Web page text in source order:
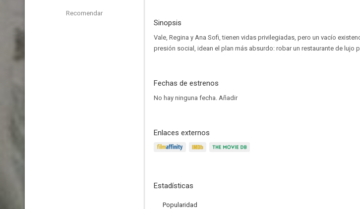
Recomendar
Sinopsis
Vale, Regina y Ana Sofi, tienen vidas privilegiadas, pero un vacío
presión social, idean el plan más absurdo: robar un restaurante de lujo
Fechas de estrenos
No hay ninguna fecha. Añadir
Enlaces externos
Estadísticas
Popularidad